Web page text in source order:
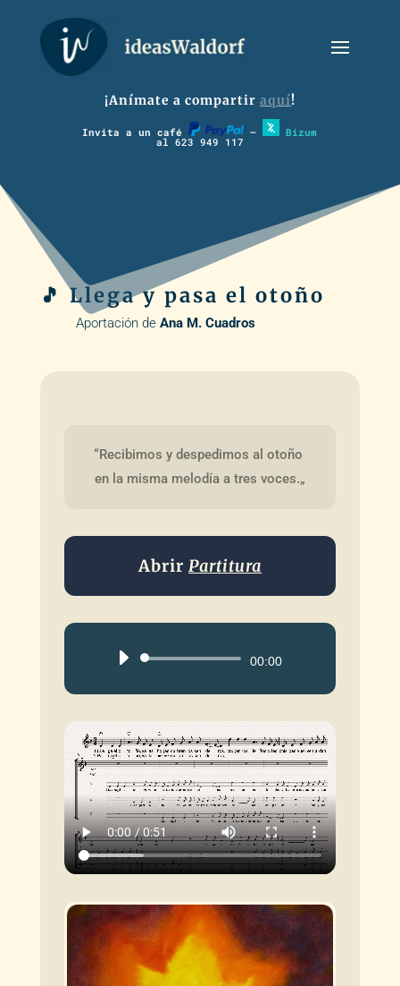
¡Anímate a compartir aquí!
Invita a un café – Bizum
al 623 949 117
🎵 Llega y pasa el otoño
Aportación de Ana M. Cuadros
“Recibimos y despedimos al otoño
en la misma melodía a tres voces.„
Abrir Partitura
Reproductor00:00